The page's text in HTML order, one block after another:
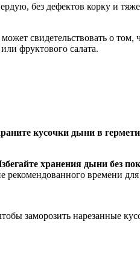
без дефектов корку и
свидетельствовать о том,
фруктового салата.
кусочки дыни в
хранения дыни без
времени
заморозить нарезанные